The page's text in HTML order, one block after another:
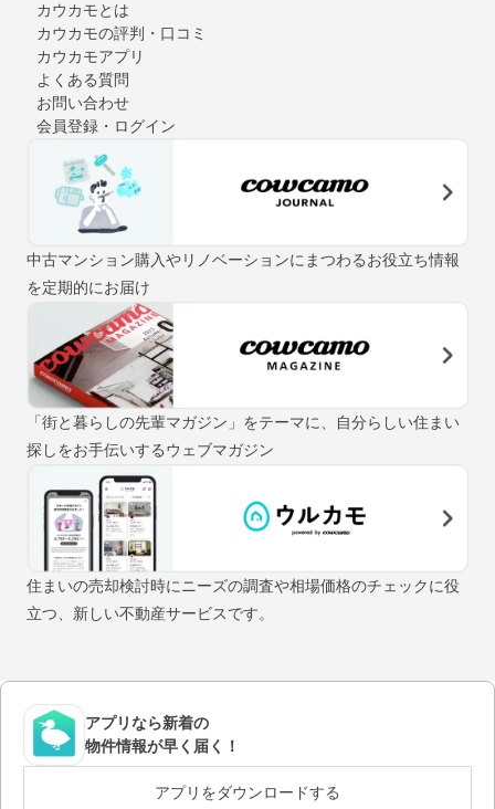
カウカモとは
カウカモの評判・口コミ
カウカモアプリ
よくある質問
お問い合わせ
会員登録・ログイン
中古マンション購入やリノベーションにまつわるお役立ち情報
を定期的にお届け
「街と暮らしの先輩マガジン」をテーマに、自分らしい住まい
探しをお手伝いするウェブマガジン
住まいの売却検討時にニーズの調査や相場価格のチェックに役
立つ、新しい不動産サービスです。
アプリなら新着の
物件情報が早く届く！
アプリをダウンロードする